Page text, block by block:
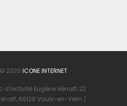
2020 ICONE INTERNET
d’activité Eugène Hénaff, 22
69120 Vaulx-en-Velin /